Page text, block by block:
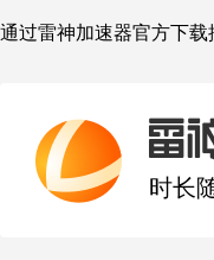
通过雷神加速器官方下
雷
时长